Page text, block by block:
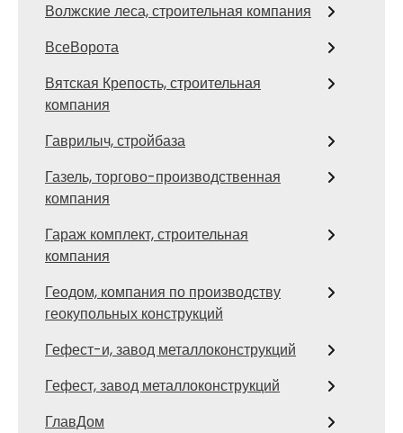
Волжские леса, строительная компания
ВсеВорота
Вятская Крепость, строительная
компания
Гаврилыч, стройбаза
Газель, торгово-производственная
компания
Гараж комплект, строительная
компания
Геодом, компания по производству
геокупольных конструкций
Гефест-и, завод металлоконструкций
Гефест, завод металлоконструкций
ГлавДом